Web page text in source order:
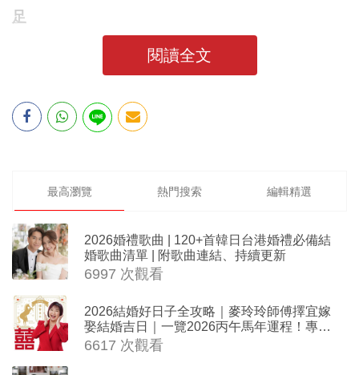
足
閱讀全文
最高瀏覽 熱門搜索 編輯精選
2026婚禮歌曲 | 120+首韓日台港婚禮必備結
婚歌曲清單 | 附歌曲連結、持續更新
6997 次觀看
2026結婚好日子全攻略｜麥玲玲師傅擇宜嫁
娶結婚吉日｜一覽2026丙午馬年運程！專業
擇日結婚+避開沖煞生肖指南
6617 次觀看